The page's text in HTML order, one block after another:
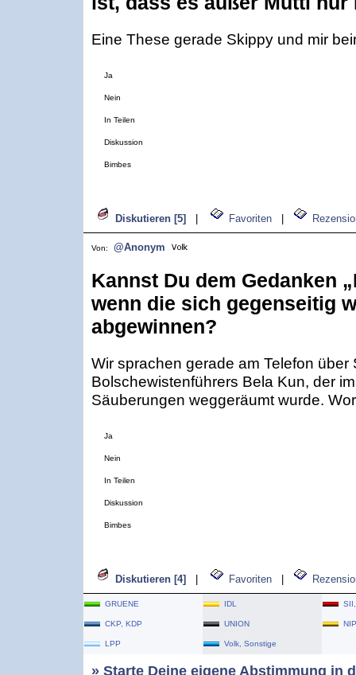
Eine These gerade Skippy und mir
Ja
Nein
In Teilen
Diskussion
Bimbes
Diskutieren [5] Favoriten
Von: @Anonym
Kannst Du dem Gedanken
wenn die sich gegenseitig
abgewinnen?
Wir sprachen gerade am Telefon
Bolschewistenführers Bela Kun, der
Säuberungen weggeräumt wurde.
Ja
Nein
In Teilen
Diskussion
Bimbes
Diskutieren [4] Favoriten
GRUENE IDL
CKP, KDP UNION NIP
LPP Volk, Sonstige
» Starte Deine eigene Abstimmung in